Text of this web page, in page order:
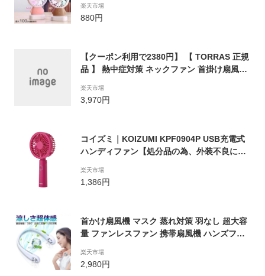
ッズ 長時間 電池 不要 強力 充電 LED お洒落
かわいい キャラクター くま うさぎ 首掛け ポ
楽天市場
880円
【クーポン利用で2380円】 【 TORRAS 正規
品 】 熱中症対策 ネックファン 首掛け扇風機
び ヘッドホン型扇風機 USB 充電式 FAN 首か
け 肩かけ 小型 ミニ ハンディ ファン首かけ
楽天市場
3,970円
コイズミ｜KOIZUMI KPF0904P USB充電式
ハンディファン【処分品の為、外装不良によ
楽天市場
1,386円
首かけ扇風機 マスク 蒸れ対策 羽なし 超大容
量 ファンレスファン 携帯扇風機 ハンズフリ
ー 3段階風量調節 USB充電式 ハンディファン
涼感 ポータブル 送料無料
楽天市場
2,980円